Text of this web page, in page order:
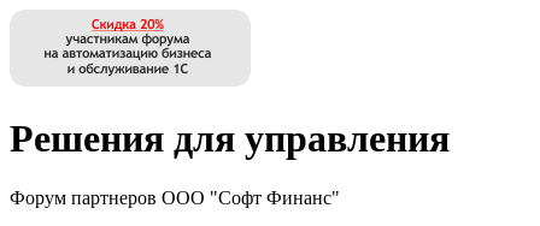
Решения для управления
Форум партнеров ООО "Софт Финанс"